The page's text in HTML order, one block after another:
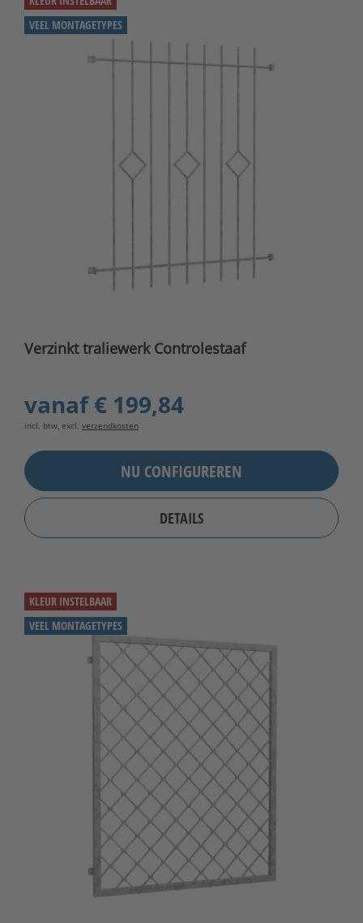
VEEL MONTAGETYPES
Verzinkt traliewerk Controlestaaf
vanaf€ 199,84
incl. btw, excl. verzendkosten
NU CONFIGUREREN
DETAILS
KLEUR INSTELBAAR
VEEL MONTAGETYPES